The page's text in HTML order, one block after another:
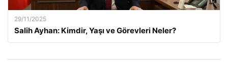
29/11/2025
Salih Ayhan: Kimdir, Yaşı ve Görevleri Neler?